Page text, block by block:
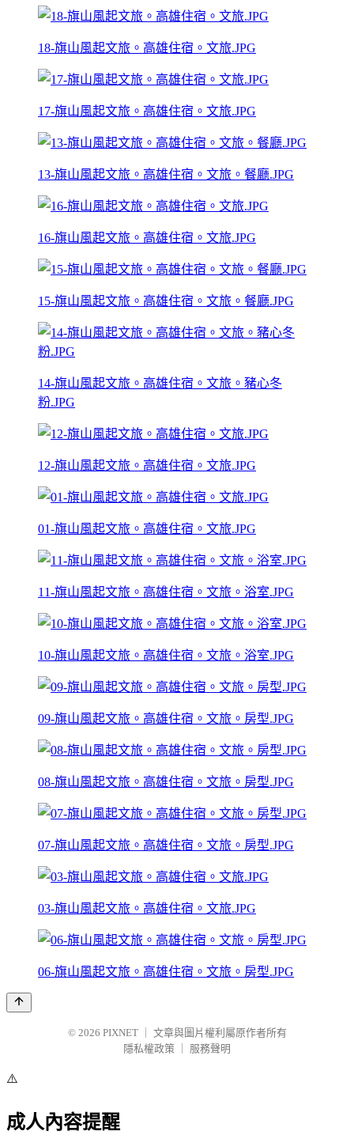
18-旗山風起文旅。高雄住宿。文旅.JPG
17-旗山風起文旅。高雄住宿。文旅.JPG
13-旗山風起文旅。高雄住宿。文旅。餐廳.JPG
16-旗山風起文旅。高雄住宿。文旅.JPG
15-旗山風起文旅。高雄住宿。文旅。餐廳.JPG
14-旗山風起文旅。高雄住宿。文旅。豬心冬
粉.JPG
12-旗山風起文旅。高雄住宿。文旅.JPG
01-旗山風起文旅。高雄住宿。文旅.JPG
11-旗山風起文旅。高雄住宿。文旅。浴室.JPG
10-旗山風起文旅。高雄住宿。文旅。浴室.JPG
09-旗山風起文旅。高雄住宿。文旅。房型.JPG
08-旗山風起文旅。高雄住宿。文旅。房型.JPG
07-旗山風起文旅。高雄住宿。文旅。房型.JPG
03-旗山風起文旅。高雄住宿。文旅.JPG
06-旗山風起文旅。高雄住宿。文旅。房型.JPG
© 2026 PIXNET
文章與圖片權利屬原作者所有
隱私權政策
服務聲明
⚠️
成人內容提醒